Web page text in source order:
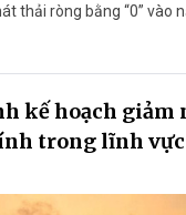
thải ròng bằng “0” vào
kế hoạch giảm
trong lĩnh vực